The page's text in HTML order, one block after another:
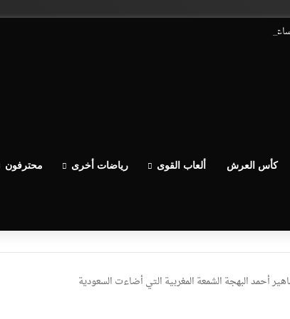
الوداد عيط ليهم قاضي التحقيق.. دابا حتى شي واحد ما بقا باغي يعاون”
كأس العرش ألعاب القوى رياضات أخرى محترفون
أحمد البهجة الشمعة المغربية التي أضاءت السعودية